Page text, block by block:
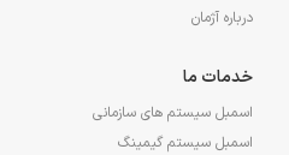
درباره آژمان
خدمات ما
اسمبل سیستم های سازمانی
اسمبل سیستم گیمینگ